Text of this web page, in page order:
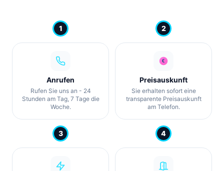
1
Anrufen
Rufen Sie uns an - 24
Stunden am Tag, 7 Tage die
Woche.
2
Preisauskunft
Sie erhalten sofort eine
transparente Preisauskunft
am Telefon.
3 4